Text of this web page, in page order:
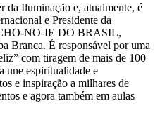
da Iluminação e, atualmente, é
e Presidente da
NO-IE DO BRASIL,
Branca. É responsável por uma
com tiragem de mais de 100
une espiritualidade e
e inspiração a milhares de
e agora também em aulas